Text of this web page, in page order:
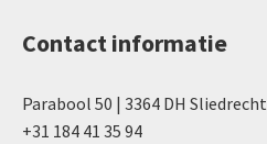
Contact informatie
Parabool 50 | 3364 DH Sliedrecht
+31 184 41 35 94